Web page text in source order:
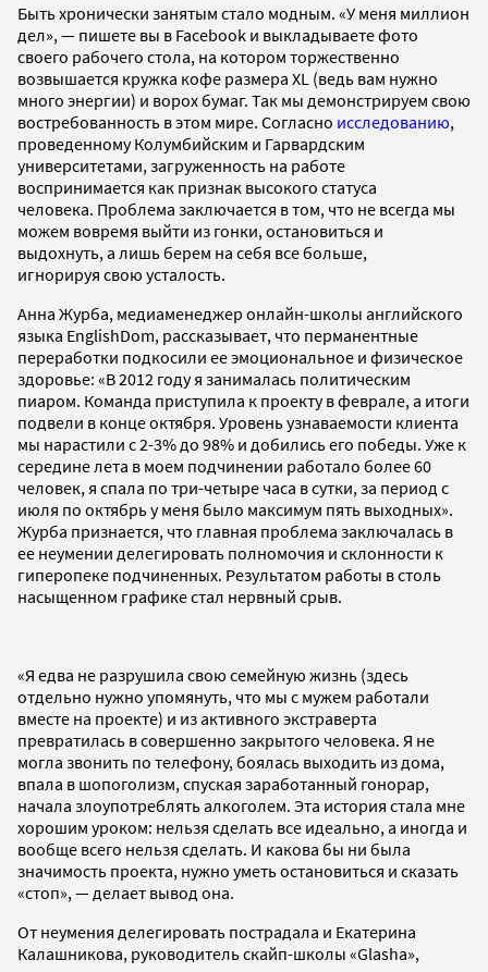
Быть хронически занятым стало модным. «У меня миллион
дел», — пишете вы в Facebook и выкладываете фото
своего рабочего стола, на котором торжественно
возвышается кружка кофе размера ХL (ведь вам нужно
много энергии) и ворох бумаг. Так мы демонстрируем свою
востребованность в этом мире. Согласно исследованию,
проведенному Колумбийским и Гарвардским
университетами, загруженность на работе
воспринимается как признак высокого статуса
человека. Проблема заключается в том, что не всегда мы
можем вовремя выйти из гонки, остановиться и
выдохнуть, а лишь берем на себя все больше,
игнорируя свою усталость.
Анна Журба, медиаменеджер онлайн-школы английского
языка EnglishDom, рассказывает, что перманентные
переработки подкосили ее эмоциональное и физическое
здоровье: «В 2012 году я занималась политическим
пиаром. Команда приступила к проекту в феврале, а итоги
подвели в конце октября. Уровень узнаваемости клиента
мы нарастили с 2-3% до 98% и добились его победы. Уже к
середине лета в моем подчинении работало более 60
человек, я спала по три-четыре часа в сутки, за период с
июля по октябрь у меня было максимум пять выходных».
Журба признается, что главная проблема заключалась в
ее неумении делегировать полномочия и склонности к
гиперопеке подчиненных. Результатом работы в столь
насыщенном графике стал нервный срыв.
«Я едва не разрушила свою семейную жизнь (здесь
отдельно нужно упомянуть, что мы с мужем работали
вместе на проекте) и из активного экстраверта
превратилась в совершенно закрытого человека. Я не
могла звонить по телефону, боялась выходить из дома,
впала в шопоголизм, спуская заработанный гонорар,
начала злоупотреблять алкоголем. Эта история стала мне
хорошим уроком: нельзя сделать все идеально, а иногда и
вообще всего нельзя сделать. И какова бы ни была
значимость проекта, нужно уметь остановиться и сказать
«стоп», — делает вывод она.
От неумения делегировать пострадала и Екатерина
Калашникова, руководитель скайп-школы «Glasha»,